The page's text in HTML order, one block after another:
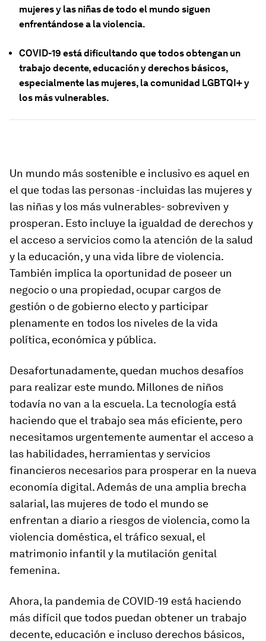
mujeres y las niñas de todo el mundo siguen
enfrentándose a la violencia.
COVID-19 está dificultando que todos obtengan un
trabajo decente, educación y derechos básicos,
especialmente las mujeres, la comunidad LGBTQI+ y
los más vulnerables.
Un mundo más sostenible e inclusivo es aquel en
el que todas las personas -incluidas las mujeres y
las niñas y los más vulnerables- sobreviven y
prosperan. Esto incluye la igualdad de derechos y
el acceso a servicios como la atención de la salud
y la educación, y una vida libre de violencia.
También implica la oportunidad de poseer un
negocio o una propiedad, ocupar cargos de
gestión o de gobierno electo y participar
plenamente en todos los niveles de la vida
política, económica y pública.
Desafortunadamente, quedan muchos desafíos
para realizar este mundo. Millones de niños
todavía no van a la escuela. La tecnología está
haciendo que el trabajo sea más eficiente, pero
necesitamos urgentemente aumentar el acceso a
las habilidades, herramientas y servicios
financieros necesarios para prosperar en la nueva
economía digital. Además de una amplia brecha
salarial, las mujeres de todo el mundo se
enfrentan a diario a riesgos de violencia, como la
violencia doméstica, el tráfico sexual, el
matrimonio infantil y la mutilación genital
femenina.
Ahora, la pandemia de COVID-19 está haciendo
más difícil que todos puedan obtener un trabajo
decente, educación e incluso derechos básicos,